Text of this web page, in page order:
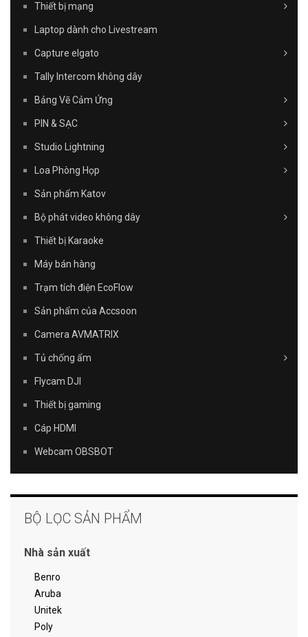
Thiết bị mạng
Laptop dành cho Livestream
Capture elgato
Tally Intercom không dây
Bảng Vẽ Cảm Ứng
PIN & SẠC
Studio Lightning
Loa Phòng Họp
Sản phẩm Katov
Bộ phát video không dây
Thiết bị Karaoke
Máy bán hàng
Trạm tích điện EcoFlow
Sản phẩm của Accsoon
Camera AVMATRIX
Tủ chống ẩm
Flycam DJI
Thiết bị gaming
Cáp HDMI
Webcam OBSBOT
BỘ LỌC SẢN PHẨM
Nhà sản xuất
Benro
Aruba
Unitek
Poly